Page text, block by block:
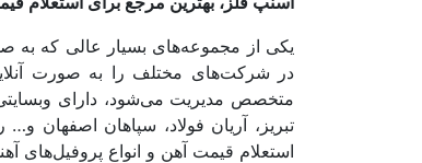
یکی از مجموعه‌های بسیار عالی که به
در شرکت‌های مختلف را به صورت
متخصص مدیریت می‌شود، دارای
تبریز، آریان فولاد، سپاهان اصفهان
استعلام قیمت آهن و انواع پروفیل‌های